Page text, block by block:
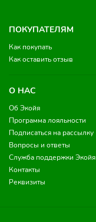
ПОКУПАТЕЛЯМ
Как покупать
Как оставить отзыв
О НАС
Об Экойя
Программа лояльности
Подписаться на рассылку
Вопросы и ответы
Служба поддержки Экойя
Контакты
Реквизиты